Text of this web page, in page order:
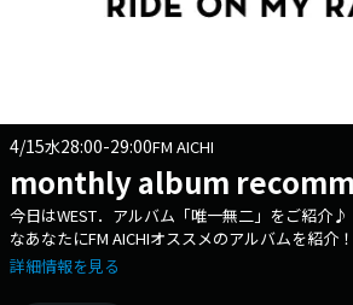
4/15水28:00-29:00FM AICHI
monthly album
今日はWEST．アルバム「唯一無二」をご紹
なあなたにFM AICHIオススメのアルバムを
「#エフエムアイチ」 Xアカウントは「
詳細情報を見る